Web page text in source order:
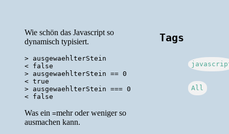
Wie schön das Javascript so
dynamisch typisiert.
> ausgewaehlterStein
< false
> ausgewaehlterStein == 0
< true
> ausgewaehlterStein === 0
Was ein =mehr oder weniger so
ausmachen kann.
Tags
All